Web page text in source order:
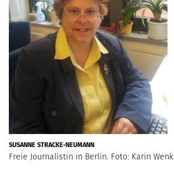
SUSANNE STRACKE-NEUMANN
Freie Journalistin in Berlin. Foto: Karin Wenk